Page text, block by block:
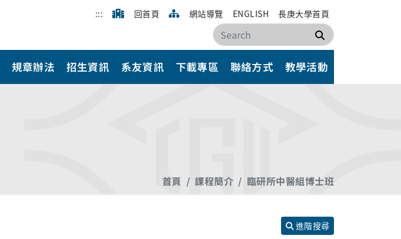
::: 回首頁 網站導覽 ENGLISH 長庚大學首頁
搜尋
規章辦法 招生資訊 系友資訊 下載專區 聯絡方式 教學活動
首頁 課程簡介 臨研所中醫組博士班
進階搜尋